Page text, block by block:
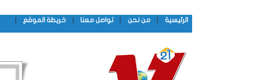
الرئيسية | من نحن | تواصل معنا | خريطة الموقع |